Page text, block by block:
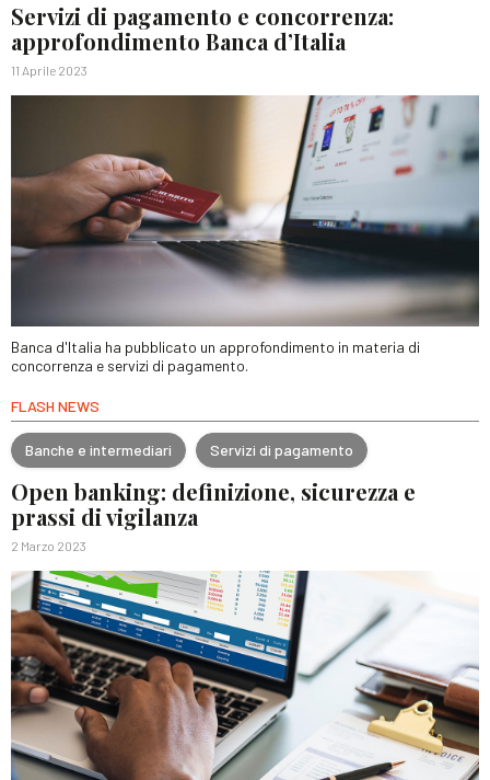
Servizi di pagamento e concorrenza:
approfondimento Banca d’Italia
11 Aprile 2023
Banca d'Italia ha pubblicato un approfondimento in materia di
concorrenza e servizi di pagamento.
FLASH NEWS
Banche e intermediari Servizi di pagamento
Open banking: definizione, sicurezza e
prassi di vigilanza
2 Marzo 2023